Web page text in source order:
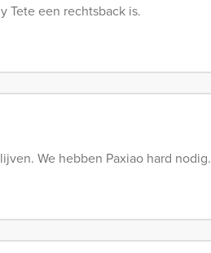
Tete een rechtsback is.
We hebben Paxiao hard nodig.